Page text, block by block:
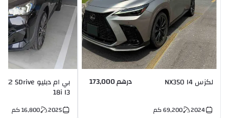
لكزس NX350 I4 درهم 173,000
2024
69,200 كم
بي ام دبليو X2 SDrive
18i I3
2025
16,800 كم